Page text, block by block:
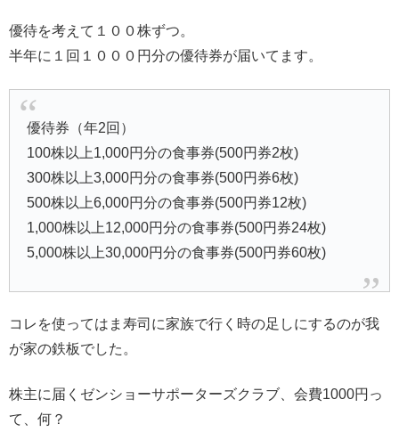
優待を考えて１００株ずつ。
半年に１回１０００円分の優待券が届いてます。
優待券（年2回）
100株以上1,000円分の食事券(500円券2枚)
300株以上3,000円分の食事券(500円券6枚)
500株以上6,000円分の食事券(500円券12枚)
1,000株以上12,000円分の食事券(500円券24枚)
5,000株以上30,000円分の食事券(500円券60枚)
コレを使ってはま寿司に家族で行く時の足しにするのが我
が家の鉄板でした。
株主に届くゼンショーサポーターズクラブ、会費1000円っ
て、何？